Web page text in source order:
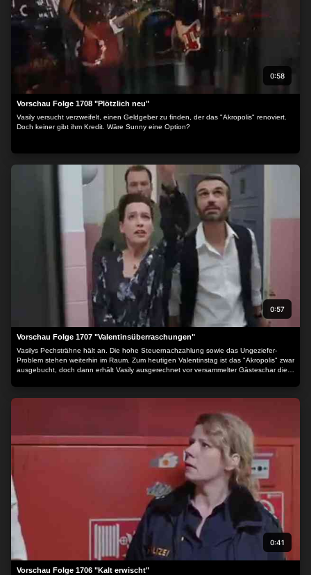
0:58
Vorschau Folge 1708 "Plötzlich neu"
Vasily versucht verzweifelt, einen Geldgeber zu finden, der das "Akropolis" renoviert.
Doch keiner gibt ihm Kredit. Wäre Sunny eine Option?
0:57
Vorschau Folge 1707 "Valentinsüberraschungen"
Vasilys Pechsträhne hält an. Die hohe Steuernachzahlung sowie das Ungeziefer-
Problem stehen weiterhin im Raum. Zum heutigen Valentinstag ist das "Akropolis" zwar
ausgebucht, doch dann erhält Vasily ausgerechnet vor versammelter Gästeschar die
0:41
Vorschau Folge 1706 "Kalt erwischt"